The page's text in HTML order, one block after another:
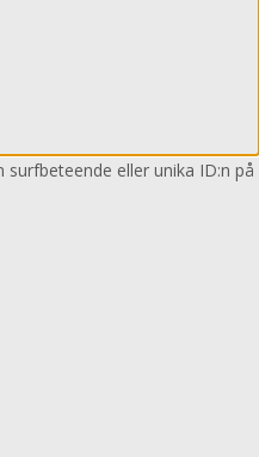
eller unika ID:n på